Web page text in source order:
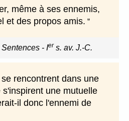
même à ses ennemis,
et des propos amis.
Sentences - Ier s. av. J.-C.
rencontrent dans une
une mutuelle
il donc l'ennemi de